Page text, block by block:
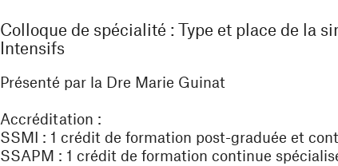
Colloque de spécialité : Type et place de la
Intensifs
Présenté par la Dre Marie Guinat
Accréditation :
SSMI : 1 crédit de formation post-graduée et
SSAPM : 1 crédit de formation continue